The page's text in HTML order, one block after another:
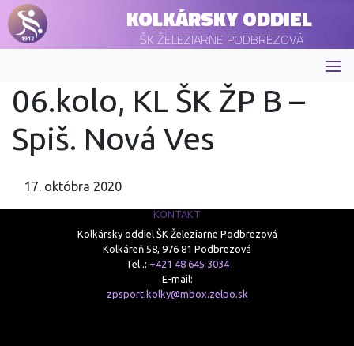
KOLKÁRSKY ODDIEL
ŠK ŽELEZIARNE PODBREZOVÁ
06.kolo, KL ŠK ŽP B –
Spiš. Nová Ves
17. októbra 2020
KONTAKT
Kolkársky oddiel ŠK Železiarne Podbrezová
Kolkáreň 58, 976 81 Podbrezová
Tel .: +421 48 645 3034
E-mail:
zpsport.kolky@mbox.zelpo.sk